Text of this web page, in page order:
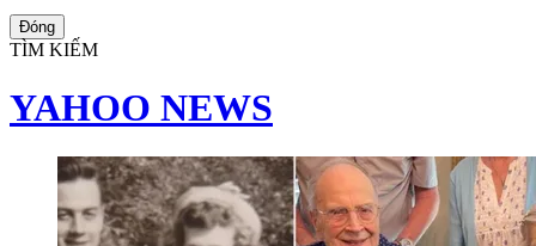
Đóng
TÌM KIẾM
YAHOO NEWS